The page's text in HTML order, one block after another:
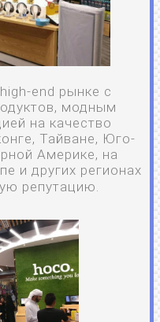
end рынке с
модным
на качество
Тайване, Юго-
Америке, на
и других регионах
репутацию.